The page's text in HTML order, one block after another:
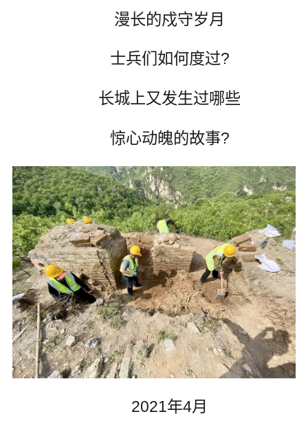
漫长的戍守岁月
士兵们如何度过?
长城上又发生过哪些
惊心动魄的故事?
2021年4月